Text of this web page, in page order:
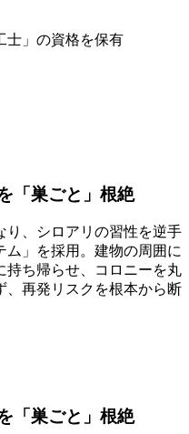
士」の資格を保有
「巣ごと」根絶
り、シロアリの習性を逆手
ム」を採用。建物の周囲に
持ち帰らせ、コロニーを丸
、再発リスクを根本から断
「巣ごと」根絶